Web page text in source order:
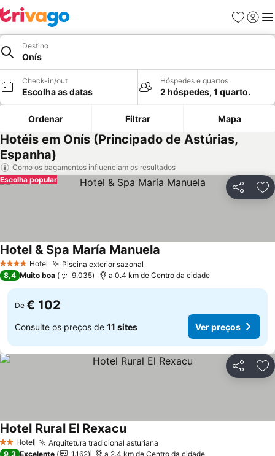
Favoritos
Iniciar
Destino
Onís
Check-in/out
Escolha as datas
Hóspedes e quartos
2 hóspedes, 1 quarto.
Ordenar Filtrar Mapa
Hotéis em Onís (Principado de Astúrias,
Espanha)
Como os pagamentos influenciam os resultados
Partilhar
Escolha popular
4 EstrelasHotel Piscina exterior sazonal
Hotel & Spa María Manuela
8,4 Muito boa 9.035 a 0.4 km de Centro da cidade
De € 102
Consulte os preços de 11 sites Ver preços
Partilhar
2 Estrelas
Hotel Arquitetura tradicional asturiana
Hotel Rural El RexacuVer preços
9,3 Excelente 1.162 a 2.4 km de Centro da cidade